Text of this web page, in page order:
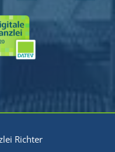
Richter